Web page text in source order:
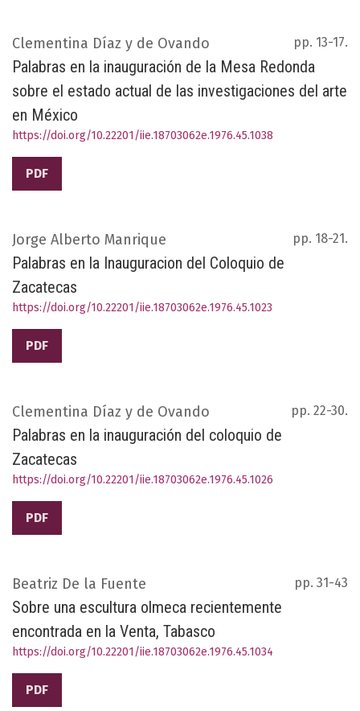
Clementina Díaz y de Ovando pp. 13-17.
Palabras en la inauguración de la Mesa Redonda
sobre el estado actual de las investigaciones del arte
en México
https://doi.org/10.22201/iie.18703062e.1976.45.1038
PDF
Jorge Alberto Manrique pp. 18-21.
Palabras en la Inauguracion del Coloquio de
Zacatecas
https://doi.org/10.22201/iie.18703062e.1976.45.1023
PDF
Clementina Díaz y de Ovando pp. 22-30.
Palabras en la inauguración del coloquio de
Zacatecas
https://doi.org/10.22201/iie.18703062e.1976.45.1026
PDF
Beatriz De la Fuente pp. 31-43
Sobre una escultura olmeca recientemente
encontrada en la Venta, Tabasco
https://doi.org/10.22201/iie.18703062e.1976.45.1034
PDF